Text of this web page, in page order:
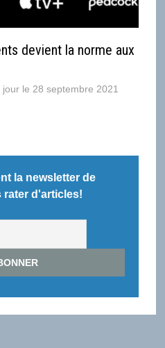
devient la norme aux
28 septembre 2021
la newsletter de
rater d'articles!